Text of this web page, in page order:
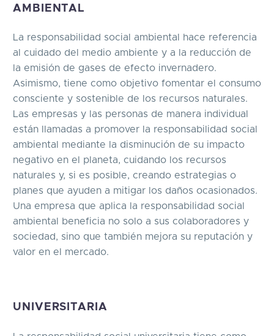
AMBIENTAL
La responsabilidad social ambiental hace referencia
al cuidado del medio ambiente y a la reducción de
la emisión de gases de efecto invernadero.
Asimismo, tiene como objetivo fomentar el consumo
consciente y sostenible de los recursos naturales.
Las empresas y las personas de manera individual
están llamadas a promover la responsabilidad social
ambiental mediante la disminución de su impacto
negativo en el planeta, cuidando los recursos
naturales y, si es posible, creando estrategias o
planes que ayuden a mitigar los daños ocasionados.
Una empresa que aplica la responsabilidad social
ambiental beneficia no solo a sus colaboradores y
sociedad, sino que también mejora su reputación y
valor en el mercado.
UNIVERSITARIA